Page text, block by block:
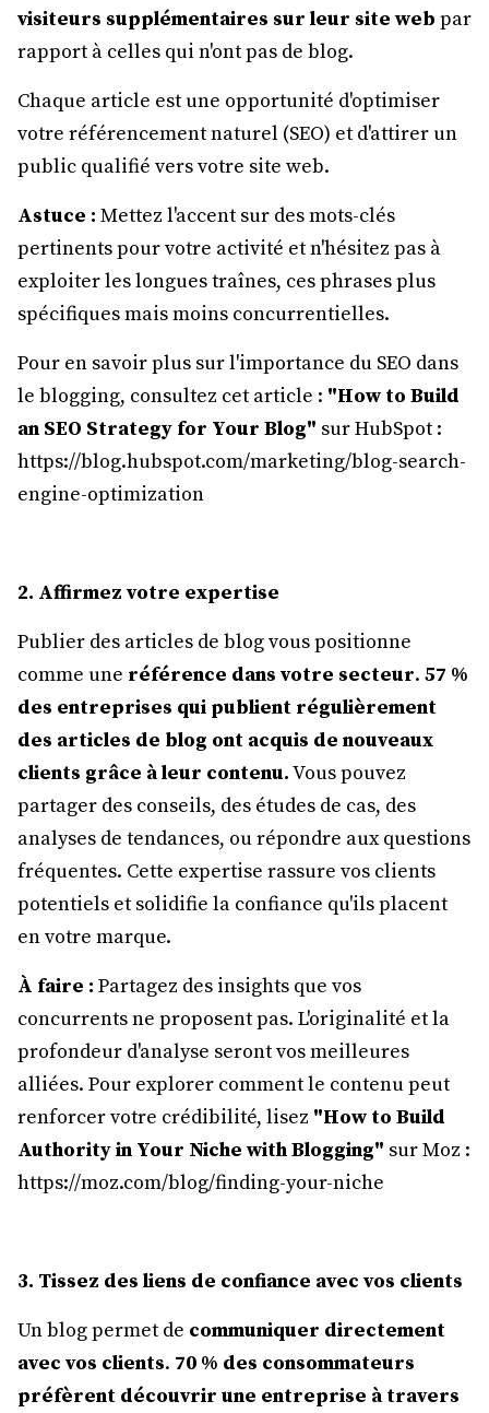
visiteurs supplémentaires sur leur site web par
rapport à celles qui n'ont pas de blog.
Chaque article est une opportunité d'optimiser
votre référencement naturel (SEO) et d'attirer un
public qualifié vers votre site web.
Astuce : Mettez l'accent sur des mots-clés
pertinents pour votre activité et n'hésitez pas à
exploiter les longues traînes, ces phrases plus
spécifiques mais moins concurrentielles.
Pour en savoir plus sur l'importance du SEO dans
le blogging, consultez cet article : "How to Build
an SEO Strategy for Your Blog" sur HubSpot :
https://blog.hubspot.com/marketing/blog-search-
engine-optimization
2. Affirmez votre expertise
Publier des articles de blog vous positionne
comme une référence dans votre secteur. 57 %
des entreprises qui publient régulièrement
des articles de blog ont acquis de nouveaux
clients grâce à leur contenu.Vous pouvez
partager des conseils, des études de cas, des
analyses de tendances, ou répondre aux questions
fréquentes. Cette expertise rassure vos clients
potentiels et solidifie la confiance qu'ils placent
en votre marque.
À faire : Partagez des insights que vos
concurrents ne proposent pas. L'originalité et la
profondeur d'analyse seront vos meilleures
alliées. Pour explorer comment le contenu peut
renforcer votre crédibilité, lisez "How to Build
Authority in Your Niche with Blogging" sur Moz :
https://moz.com/blog/finding-your-niche
3. Tissez des liens de confiance avec vos clients
Un blog permet de communiquer directement
avec vos clients. 70 % des consommateurs
préfèrent découvrir une entreprise à travers